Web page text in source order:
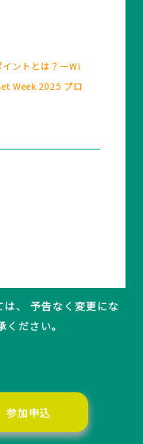
イントとは？―Wi
Week 2025 プロ
、 予告なく変更にな
ださい。
参加申込